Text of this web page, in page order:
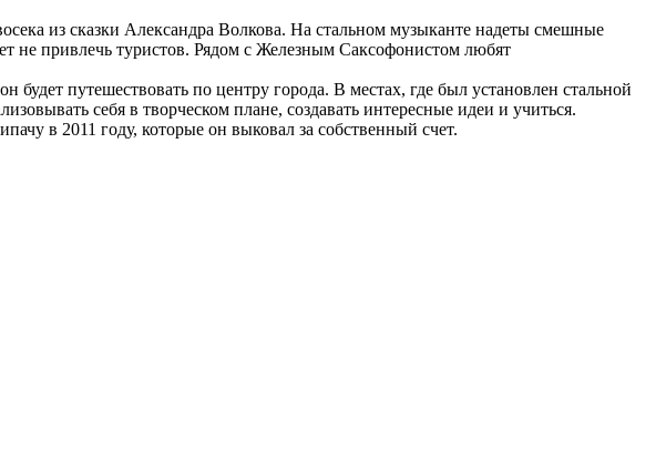
из сказки Александра Волкова. На стальном музыканте надеты смешные
не привлечь туристов. Рядом с Железным Саксофонистом любят
путешествовать по центру города. В местах, где был установлен стальной
себя в творческом плане, создавать интересные идеи и учиться.
в 2011 году, которые он выковал за собственный счет.